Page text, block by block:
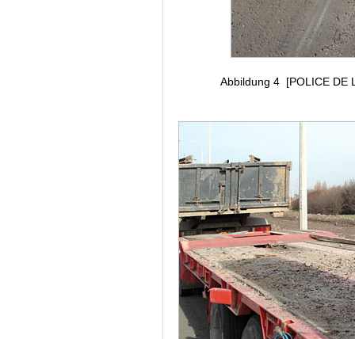
Abbildung 4 [POLICE DE